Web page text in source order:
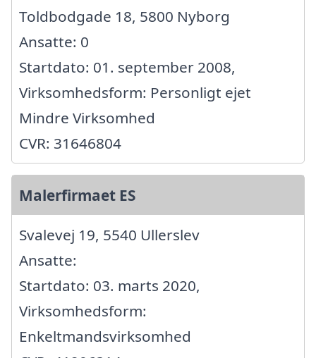
Toldbodgade 18, 5800 Nyborg
Ansatte: 0
Startdato: 01. september 2008,
Virksomhedsform: Personligt ejet
Mindre Virksomhed
CVR: 31646804
Malerfirmaet ES
Svalevej 19, 5540 Ullerslev
Ansatte:
Startdato: 03. marts 2020,
Virksomhedsform:
Enkeltmandsvirksomhed